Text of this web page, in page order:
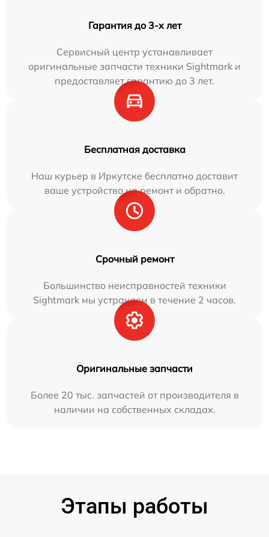
Гарантия до 3-х лет
Сервисный центр устанавливает
оригинальные запчасти техники Sightmark и
предоставляет гарантию до 3 лет.
Бесплатная доставка
Наш курьер в Иркутске бесплатно доставит
ваше устройство на ремонт и обратно.
Срочный ремонт
Большинство неисправностей техники
Sightmark мы устраняем в течение 2 часов.
Оригинальные запчасти
Более 20 тыс. запчастей от производителя в
наличии на собственных складах.
Этапы работы